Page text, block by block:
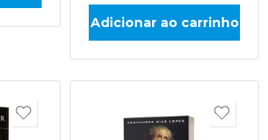
Adicionar ao carrinho